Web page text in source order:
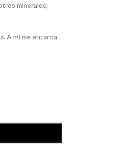
minerales,
A mí me encanta